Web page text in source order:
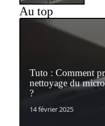
Au top
Tuto : Comment
nettoyage du
?
14 février 2025